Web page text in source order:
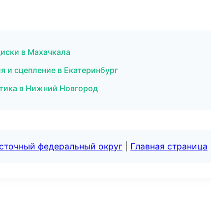
в Махачкала
и сцепление в Екатеринбург
в Нижний Новгород
федеральный округ Главная страница